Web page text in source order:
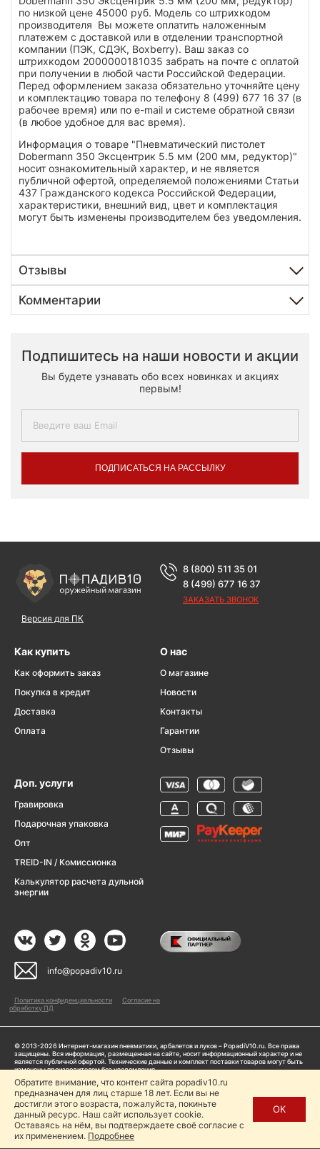
по низкой цене 45000 руб. Модель со штрихкодом
производителя Вы можете оплатить наложенным
платежем с доставкой или в отделении транспортной
компании (ПЭК, СДЭК, Boxberry). Ваш заказ со
штрихкодом 2000000181035 забрать на почте с оплатой
при получении в любой части Российской Федерации.
Перед оформлением заказа обязательно уточняйте цену
и комплектацию товара по телефону 8 (499) 677 16 37 (в
рабочее время) или по e-mail и системе обратной связи
(в любое удобное для вас время).
Информация о товаре "Пневматический пистолет
Dobermann 350 Эксцентрик 5.5 мм (200 мм, редуктор)"
носит ознакомительный характер, и не является
публичной офертой, определяемой положениями Статьи
437 Гражданского кодекса Российской Федерации,
характеристики, внешний вид, цвет и комплектация
могут быть изменены производителем без уведомления.
Отзывы
Комментарии
Подпишитесь на наши новости и акции
Вы будете узнавать обо всех новинках и акциях
первым!
ПОДПИСАТЬСЯ НА РАССЫЛКУ
Версия для ПК
8 (800) 511 35 01
8 (499) 677 16 37
ЗАКАЗАТЬ ЗВОНОК
Как купить
Как оформить заказ
Покупка в кредит
Доставка
Оплата
О нас
О магазине
Новости
Контакты
Гарантии
Отзывы
Доп. услуги
Гравировка
Подарочная упаковка
Опт
TREID-IN / Комиссионка
Калькулятор расчета дульной
энергии
info@popadiv10.ru
Политика конфиденциальности
Согласие на
обработку ПД
© 2013-2026 Интернет-магазин пневматики, арбалетов и луков – PopadiV10.ru. Все права
защищены. Вся информация, размещенная на сайте, носит информационный характер и не
является публичной офертой. Технические данные и комплект поставки товаров могут быть
изменены производителем без уведомления
Пользуясь сайтом Popadiv10.ru, пользователь автоматически соглашается с условиями,
прописанными в
Политике конфиденциальности
Копирование любой информации (тексты, фото, видео и др.) с сайта Popadiv10 запрещено,
за исключением наличия письменного согласия администрации сайта Popadiv10.
Обратите внимание, что контент сайта popadiv10.ru
предназначен для лиц старше 18 лет. Если вы не
достигли этого возраста, пожалуйста, покиньте
данный ресурс. Наш сайт использует cookie.
Оставаясь на нём, вы подтверждаете своё согласие с
их применением. Подробнее
ОК